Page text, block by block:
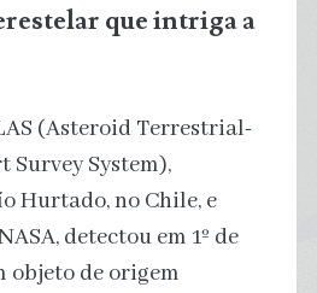
que intriga a
(Asteroid Terrestrial-
Survey System),
Hurtado, no Chile, e
detectou em 1º de
objeto de origem